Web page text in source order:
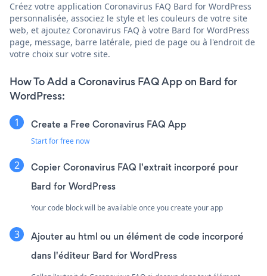
Créez votre application Coronavirus FAQ Bard for WordPress
personnalisée, associez le style et les couleurs de votre site
web, et ajoutez Coronavirus FAQ à votre Bard for WordPress
page, message, barre latérale, pied de page ou à l'endroit de
votre choix sur votre site.
How To Add a Coronavirus FAQ App on Bard for
WordPress:
Create a Free Coronavirus FAQ App
Start for free now
Copier Coronavirus FAQ l'extrait incorporé pour
Bard for WordPress
Your code block will be available once you create your app
Ajouter au html ou un élément de code incorporé
dans l'éditeur Bard for WordPress